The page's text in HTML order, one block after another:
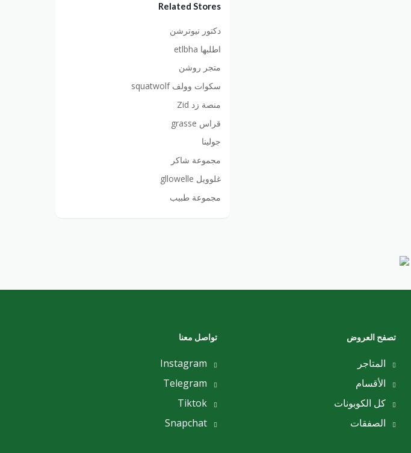
Related Stores
دكتور نيوترشن
اطلبها etlbha
متجر روشن
سكوات وولف squatwolf
منصة زد Zid
قراس grasse
جولينا
مجموعة شاكر
غلوويل gllowelle
مجموعة طبيب
تصفح العروض
المتاجر
الأقسام
كل الكوبونات
الصفقات
تواصل معنا
Instagram
Telegram
Tiktok
Snapchat